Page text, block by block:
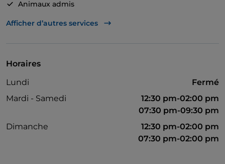
Animaux admis
Salle de bain pour personnes à mobilité réduite
Tables en terrasse
Afficher d’autres services
Horaires
Lundi
Fermé
Mardi - Samedi
12:30 pm-02:00 pm
07:30 pm-09:30 pm
Dimanche
12:30 pm-02:00 pm
07:30 pm-02:00 pm